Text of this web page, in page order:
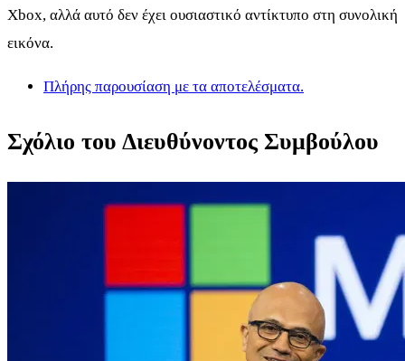
Xbox, αλλά αυτό δεν έχει ουσιαστικό αντίκτυπο στη συνολική
εικόνα.
Πλήρης παρουσίαση με τα αποτελέσματα.
Σχόλιο του Διευθύνοντος Συμβούλου